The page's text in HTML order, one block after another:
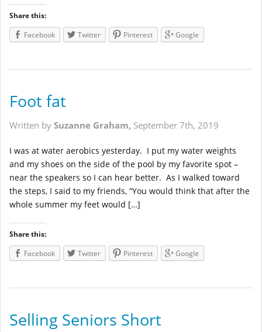
Share this:
Facebook
Twitter Pinterest Google
Foot fat
Written by Suzanne Graham, September 7th, 2019
I was at water aerobics yesterday. I put my water weights
and my shoes on the side of the pool by my favorite spot –
near the speakers so I can hear better. As I walked toward
the steps, I said to my friends, “You would think that after the
whole summer my feet would […]
Share this:
Facebook
Twitter Pinterest Google
Selling Seniors Short